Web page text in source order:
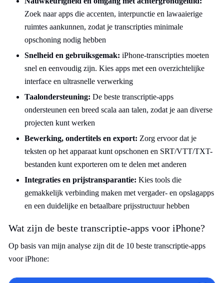
Zoek naar apps die accenten, interpunctie en lawaaierige
ruimtes aankunnen, zodat je transcripties minimale
opschoning nodig hebben
Snelheid en gebruiksgemak: iPhone-transcripties moeten
snel en eenvoudig zijn. Kies apps met een overzichtelijke
interface en ultrasnelle verwerking
Taalondersteuning: De beste transcriptie-apps
ondersteunen een breed scala aan talen, zodat je aan diverse
projecten kunt werken
Bewerking, ondertitels en export: Zorg ervoor dat je
teksten op het apparaat kunt opschonen en SRT/VTT/TXT-
bestanden kunt exporteren om te delen met anderen
Integraties en prijstransparantie: Kies tools die
gemakkelijk verbinding maken met vergader- en opslagapps
en een duidelijke en betaalbare prijsstructuur hebben
Wat zijn de beste transcriptie-apps voor iPhone?
Op basis van mijn analyse zijn dit de 10 beste transcriptie-apps
voor iPhone: